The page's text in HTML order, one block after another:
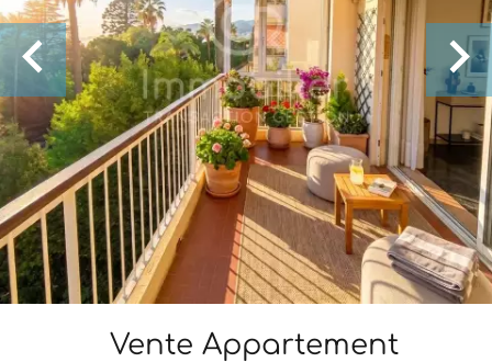
Vente Appartement